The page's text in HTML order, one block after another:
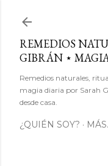
REMEDIOS
GIBRÁN ⋆
Remedios naturales,
magia diaria por Sarah
desde casa.
¿QUIÉN SOY?